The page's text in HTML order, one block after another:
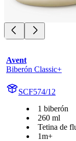
Avent
Biberón Classic+
SCF574/12
1 biberón
260 ml
Tetina de
1m+